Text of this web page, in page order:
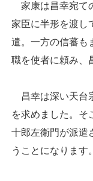
家康は昌幸宛て
家臣に半形を渡し
遣。一方の信蕃も
職を使者に頼み、
昌幸は深い天台
を求めました。そ
十郎左衛門が派遣
うことになります。